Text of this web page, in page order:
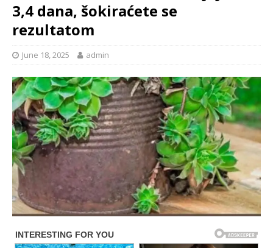
3,4 dana, šokiraćete se
rezultatom
June 18, 2025 admin